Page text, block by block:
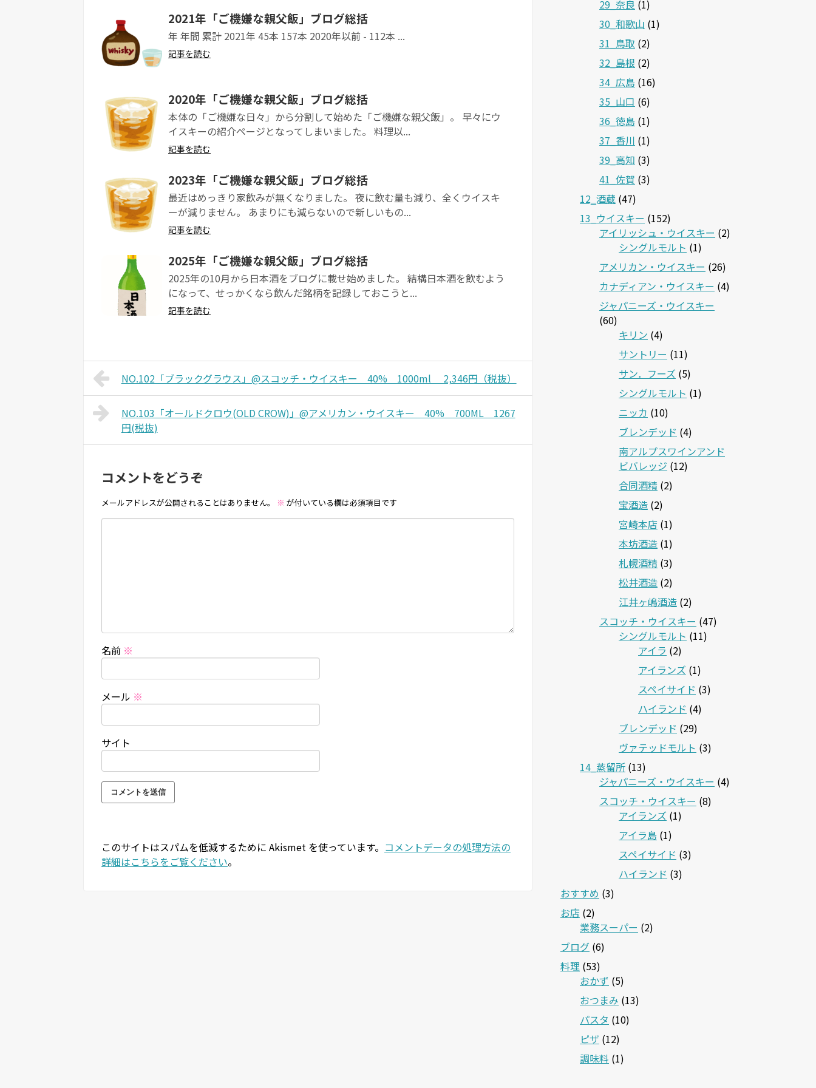
2021年「ご機嫌な親父飯」ブログ総括
年 年間 累計 2021年 45本 157本 2020年以前 - 112本 ...
記事を読む
2020年「ご機嫌な親父飯」ブログ総括
本体の「ご機嫌な日々」から分割して始めた「ご機嫌な親父飯」。 早々にウ
イスキーの紹介ページとなってしまいました。 料理以...
記事を読む
2023年「ご機嫌な親父飯」ブログ総括
最近はめっきり家飲みが無くなりました。 夜に飲む量も減り、全くウイスキ
ーが減りません。 あまりにも減らないので新しいもの...
記事を読む
2025年「ご機嫌な親父飯」ブログ総括
2025年の10月から日本酒をブログに載せ始めました。 結構日本酒を飲むよう
になって、せっかくなら飲んだ銘柄を記録しておこうと...
記事を読む
NO.102「ブラックグラウス」@スコッチ・ウイスキー 40% 1000ml 2,346円（税抜）
NO.103「オールドクロウ(OLD CROW)」@アメリカン・ウイスキー 40% 700ML 1267
円(税抜)
コメントをどうぞ
メールアドレスが公開されることはありません。 ※ が付いている欄は必須項目です
名前 ※
メール ※
サイト
このサイトはスパムを低減するために Akismet を使っています。 コメントデータの処理方法の
詳細はこちらをご覧ください。
29_奈良 (1)
30_和歌山 (1)
31_鳥取 (2)
32_島根 (2)
34_広島 (16)
35_山口 (6)
36_徳島 (1)
37_香川 (1)
39_高知 (3)
41_佐賀 (3)
12‗酒蔵 (47)
13_ウイスキー (152)
アイリッシュ・ウイスキー (2)
シングルモルト (1)
アメリカン・ウイスキー (26)
カナディアン・ウイスキー (4)
ジャパニーズ・ウイスキー
(60)
キリン (4)
サントリー (11)
サン．フーズ (5)
シングルモルト (1)
ニッカ (10)
ブレンデッド (4)
南アルプスワインアンド
ビバレッジ (12)
合同酒精 (2)
宝酒造 (2)
宮崎本店 (1)
本坊酒造 (1)
札幌酒精 (3)
松井酒造 (2)
江井ヶ嶋酒造 (2)
スコッチ・ウイスキー (47)
シングルモルト (11)
アイラ (2)
アイランズ (1)
スペイサイド (3)
ハイランド (4)
ブレンデッド (29)
ヴァテッドモルト (3)
14_蒸留所 (13)
ジャパニーズ・ウイスキー (4)
スコッチ・ウイスキー (8)
アイランズ (1)
アイラ島 (1)
スペイサイド (3)
ハイランド (3)
おすすめ (3)
お店 (2)
業務スーパー (2)
ブログ (6)
料理 (53)
おかず (5)
おつまみ (13)
パスタ (10)
ピザ (12)
調味料 (1)